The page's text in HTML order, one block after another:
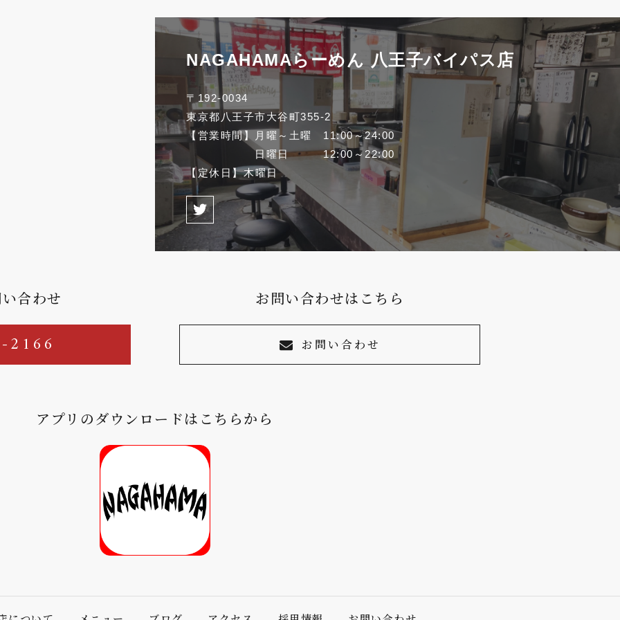
NAGAHAMAらーめん 八王子バイパス店
〒192-0034
東京都八王子市大谷町355-2
【営業時間】
月曜～土曜 11:00～24:00
日曜日 12:00～22:00
【定休日】木曜日
合わせ
2166
お問い合わせはこちら
お問い合わせ
アプリのダウンロードはこちらから